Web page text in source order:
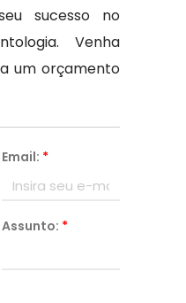
sucesso no
Venha
um orçamento
Email: *
Assunto: *